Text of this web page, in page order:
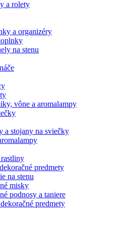
a rolety
a organizéry
na stenu
vône a aromalampy
a stojany na sviečky
predmety
na stenu
misky
podnosy a taniere
predmety